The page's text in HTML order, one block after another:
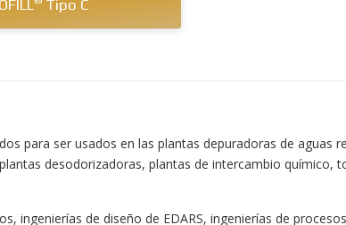
Tipo C
para ser usados en las plantas depuradoras de aguas
desodorizadoras, plantas de intercambio químico,
ingenierías de diseño de EDARS, ingenierías de